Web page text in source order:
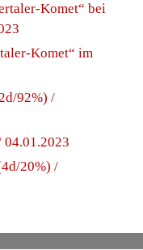
Komet“ bei
Komet“ im
92%) /
04.01.2023
20%) /